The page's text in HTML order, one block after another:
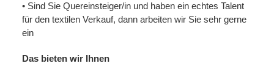
• Sind Sie Quereinsteiger/in und haben ein echtes Talent
für den textilen Verkauf, dann arbeiten wir Sie sehr gerne
ein
Das bieten wir Ihnen